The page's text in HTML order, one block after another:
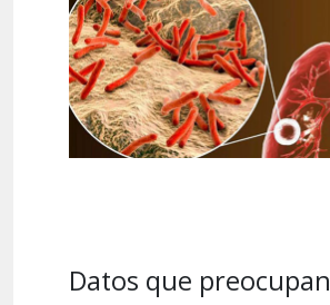
Datos que preocupan